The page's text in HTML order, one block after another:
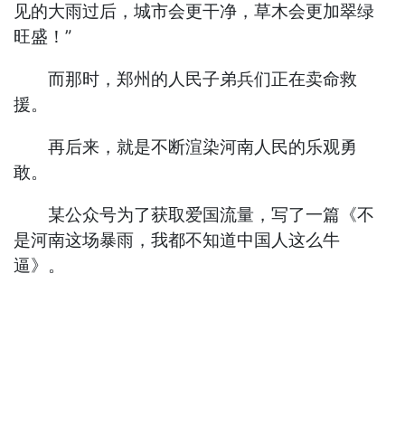
见的大雨过后，城市会更干净，草木会更加翠绿
旺盛！”
而那时，郑州的人民子弟兵们正在卖命救
援。
再后来，就是不断渲染河南人民的乐观勇
敢。
某公众号为了获取爱国流量，写了一篇《不
是河南这场暴雨，我都不知道中国人这么牛
逼》。